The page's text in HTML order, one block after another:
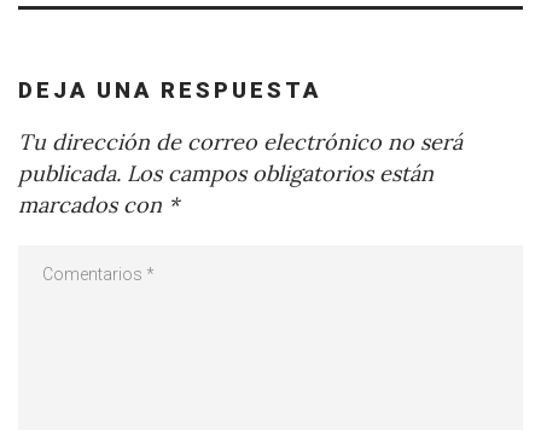
DEJA UNA RESPUESTA
Tu dirección de correo electrónico no será
publicada. Los campos obligatorios están
marcados con *